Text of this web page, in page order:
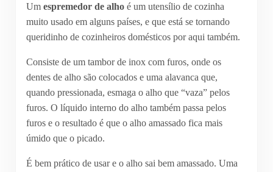
Umespremedor de alhoé um utensílio de cozinha
muito usado em alguns países, e que está se tornando
queridinho de cozinheiros domésticos por aqui também.
Consiste de um tambor de inox com furos, onde os
dentes de alho são colocados e uma alavanca que,
quando pressionada, esmaga o alho que “vaza” pelos
furos. O líquido interno do alho também passa pelos
furos e o resultado é que o alho amassado fica mais
úmido que o picado.
É bem prático de usar e o alho sai bem amassado. Uma